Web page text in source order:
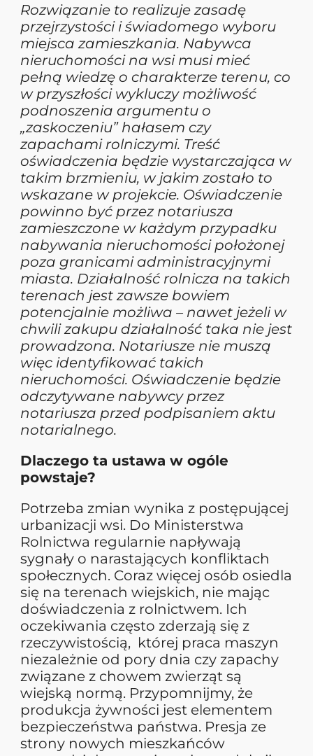
Rozwiązanie to realizuje zasadę
przejrzystości i świadomego wyboru
miejsca zamieszkania. Nabywca
nieruchomości na wsi musi mieć
pełną wiedzę o charakterze terenu, co
w przyszłości wykluczy możliwość
podnoszenia argumentu o
„zaskoczeniu” hałasem czy
zapachami rolniczymi. Treść
oświadczenia będzie wystarczająca w
takim brzmieniu, w jakim zostało to
wskazane w projekcie. Oświadczenie
powinno być przez notariusza
zamieszczone w każdym przypadku
nabywania nieruchomości położonej
poza granicami administracyjnymi
miasta. Działalność rolnicza na takich
terenach jest zawsze bowiem
potencjalnie możliwa – nawet jeżeli w
chwili zakupu działalność taka nie jest
prowadzona. Notariusze nie muszą
więc identyfikować takich
nieruchomości. Oświadczenie będzie
odczytywane nabywcy przez
notariusza przed podpisaniem aktu
notarialnego.
Dlaczego ta ustawa w ogóle
powstaje?
Potrzeba zmian wynika z postępującej
urbanizacji wsi. Do Ministerstwa
Rolnictwa regularnie napływają
sygnały o narastających konfliktach
społecznych. Coraz więcej osób osiedla
się na terenach wiejskich, nie mając
doświadczenia z rolnictwem. Ich
oczekiwania często zderzają się z
rzeczywistością, której praca maszyn
niezależnie od pory dnia czy zapachy
związane z chowem zwierząt są
wiejską normą. Przypomnijmy, że
produkcja żywności jest elementem
bezpieczeństwa państwa. Presja ze
strony nowych mieszkańców